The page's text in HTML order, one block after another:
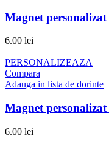
Magnet
6.00 lei
PERSONALIZEAZA
Compara
Adauga in lista de dorinte
Magnet
6.00 lei